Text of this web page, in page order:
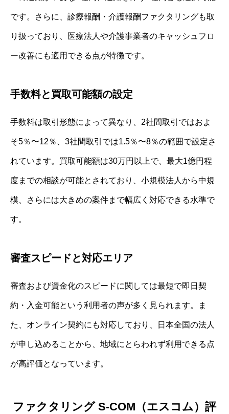
です。さらに、診療報酬・介護報酬ファクタリングも取
り扱っており、医療法人や介護事業者のキャッシュフロ
ー改善にも適用できる点が特徴です。
手数料と買取可能額の設定
手数料は取引形態によって異なり、2社間取引ではおよ
そ5％〜12％、3社間取引では1.5％〜8％の範囲で設定さ
れています。買取可能額は30万円以上で、最大1億円程
度までの相談が可能とされており、小規模法人から中規
模、さらには大きめの案件まで幅広く対応できる水準で
す。
審査スピードと対応エリア
審査および資金化のスピードに関しては最短で即日契
約・入金可能という利用者の声が多く見られます。ま
た、オンライン契約にも対応しており、日本全国の法人
が申し込めることから、地域にとらわれず利用できる点
が高評価となっています。
ファクタリング S-COM（エスコム）評